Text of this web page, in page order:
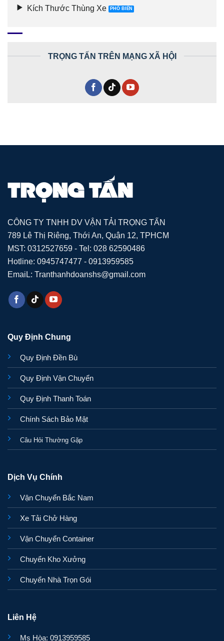
Kích Thước Thùng Xe
TRỌNG TẤN TRÊN MẠNG XÃ HỘI
CÔNG TY TNHH DV VẬN TẢI TRỌNG TẤN
789 Lê Thị Riêng, Thới An, Quận 12, TPHCM
MST: 0312527659 - Tel: 028 62590486
Hotline: 0945747477 - 0913959585
EmaiL: Tranthanhdoanshs@gmail.com
Quy Định Chung
Quy Định Đền Bù
Quy Định Vận Chuyển
Quy Định Thanh Toán
Chính Sách Bảo Mật
Câu Hỏi Thường Gặp
Dịch Vụ Chính
Vận Chuyển Bắc Nam
Xe Tải Chở Hàng
Vận Chuyển Container
Chuyển Kho Xưởng
Chuyển Nhà Trọn Gói
Liên Hệ
Ms Hòa: 0913959585